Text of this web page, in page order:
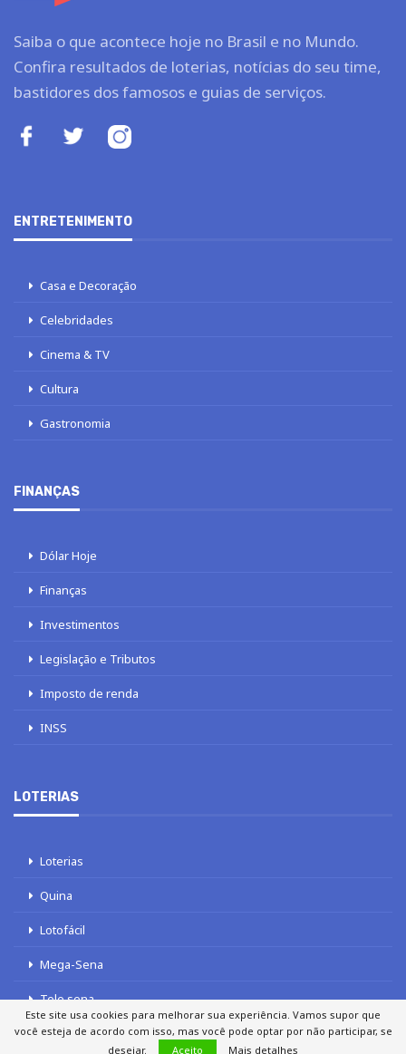
Saiba o que acontece hoje no Brasil e no Mundo.
Confira resultados de loterias, notícias do seu time,
bastidores dos famosos e guias de serviços.
ENTRETENIMENTO
Casa e Decoração
Celebridades
Cinema & TV
Cultura
Gastronomia
FINANÇAS
Dólar Hoje
Finanças
Investimentos
Legislação e Tributos
Imposto de renda
INSS
LOTERIAS
Loterias
Quina
Lotofácil
Mega-Sena
Tele sena
Este site usa cookies para melhorar sua experiência. Vamos supor que
você esteja de acordo com isso, mas você pode optar por não participar, se
desejar.
Aceito Mais detalhes